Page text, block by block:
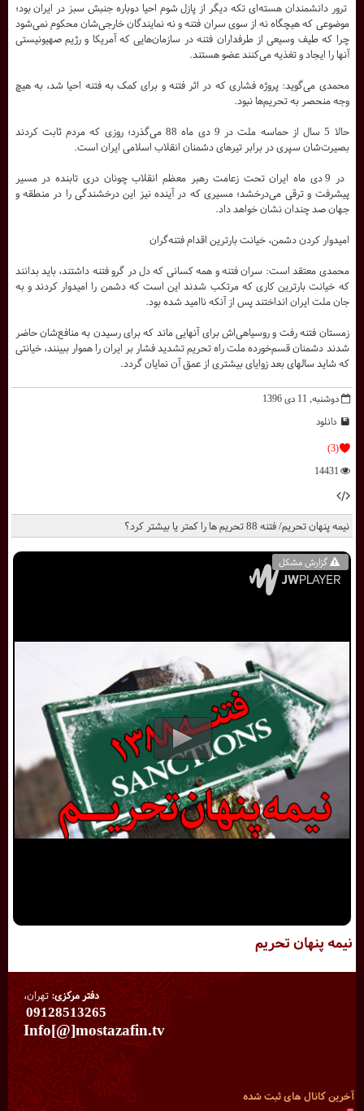
نیمه پنهان تحریم
گزارش مشکل
نیمه پنهان تحریم/ فتنه 88 تحریم ها را کمتر یا بیشتر کرد؟
دوشنبه, 11 دی 1396
دانلود
(3)
14431
ترور دانشمندان هسته‌ای تکه دیگر از پازل شوم احیا دوباره جنبش سبز در ایران بود؛
موضوعی که هیچگاه نه از سوی سران فتنه و نه‌ نمایندگان خارجی‌شان محکوم نمی‌شود
چرا که طیف وسیعی از طرفداران فتنه در سازمان‌هایی که آمریکا و رژیم صهیونیستی
آنها را ایجاد و تغذیه می‌کنند عضو هستند.
محمدی می‌گوید: پروژه فشاری که در اثر فتنه و برای کمک به فتنه احیا شد، به هیچ
وجه منحصر به تحریم‌ها نبود.
حالا 5 سال از حماسه ملت در 9 دی ماه 88 می‌گذرد؛ روزی که مردم ثابت کردند
بصیرت‌شان سپری در برابر تیرهای دشمنان انقلاب اسلامی ایران است.
در 9 دی ماه ایران تحت زعامت رهبر معظم انقلاب چونان دری تابنده در مسیر
پیشرفت و ترقی می‌درخشد؛ مسیری که در آینده نیز این درخشندگی را در منطقه و
جهان صد چندان نشان خواهد داد.
امیدوار کردن دشمن، خیانت بارترین اقدام فتنه‌گران
محمدی معتقد است: سران فتنه و همه کسانی که دل در گرو فتنه داشتند، باید بدانند
که خیانت بارترین کاری که مرتکب شدند این است که دشمن را امیدوار کردند و به
جان ملت ایران انداختند پس از آنکه ناامید شده بود.
زمستان فتنه رفت و روسیاهی‌اش برای آنهایی ماند که برای رسیدن به منافع‌شان حاضر
شدند دشمنان قسم‌خورده ملت راه تحریم تشدید فشار بر ایران را هموار ببینند، خیانتی
که شاید سالهای بعد زوایای بیشتری از عمق آن نمایان گردد.
دفتر مرکزی:تهران،
09128513265
Info[@]mostazafin.tv
آخرین کانال های ثبت شده